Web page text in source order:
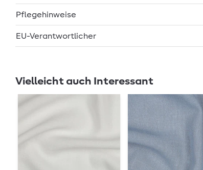
Pflegehinweise
EU-Verantwortlicher
Vielleicht auch Interessant